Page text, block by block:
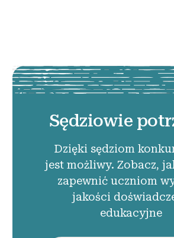
Sędziowie
Dzięki sędziom
jest możliwy. Zobacz,
zapewnić uczniom
jakości
edukacyjne